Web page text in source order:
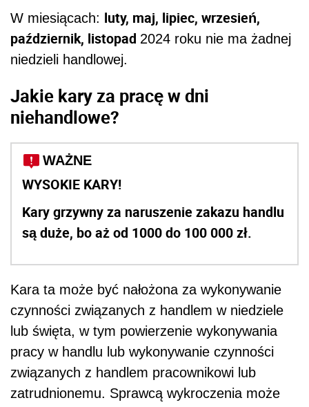
W miesiącach: luty, maj, lipiec, wrzesień,
październik, listopad 2024 roku nie ma żadnej
niedzieli handlowej.
Jakie kary za pracę w dni
niehandlowe?
WAŻNE
WYSOKIE KARY!
Kary grzywny za naruszenie zakazu handlu
są duże, bo ażod 1000 do 100 000 zł.
Kara ta może być nałożona za wykonywanie
czynności związanych z handlem w niedziele
lub święta, w tym powierzenie wykonywania
pracy w handlu lub wykonywanie czynności
związanych z handlem pracownikowi lub
zatrudnionemu. Sprawcą wykroczenia może